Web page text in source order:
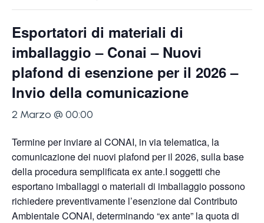
Esportatori di materiali di
imballaggio – Conai – Nuovi
plafond di esenzione per il 2026 –
Invio della comunicazione
2 Marzo @ 00:00
Termine per inviare al CONAI, in via telematica, la
comunicazione dei nuovi plafond per il 2026, sulla base
della procedura semplificata ex ante.I soggetti che
esportano imballaggi o materiali di imballaggio possono
richiedere preventivamente l’esenzione dal Contributo
Ambientale CONAI, determinando “ex ante” la quota di